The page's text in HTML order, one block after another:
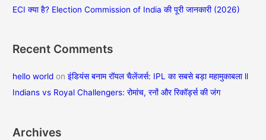
:ECI क्या है? Election Commission of India की पूरी जानकारी (2026)
Recent Comments
hello world onइंडियंस बनाम रॉयल चैलेंजर्स: IPL का सबसे बड़ा महामुकाबला ll
Indians vs Royal Challengers: रोमांच, रनों और रिकॉर्ड्स की जंग
Archives